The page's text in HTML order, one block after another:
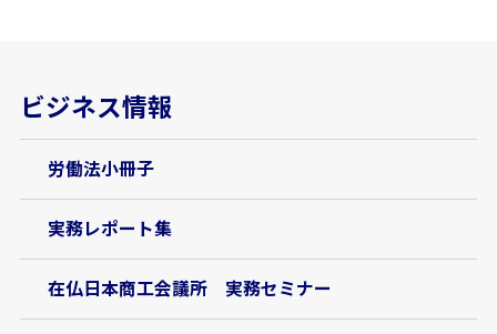
ビジネス情報
労働法小冊子
実務レポート集
在仏日本商工会議所 実務セミナー